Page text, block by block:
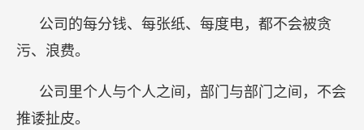
公司的每分钱、每张纸、每度电，都不会被贪
污、浪费。
公司里个人与个人之间，部门与部门之间，不会
推诿扯皮。